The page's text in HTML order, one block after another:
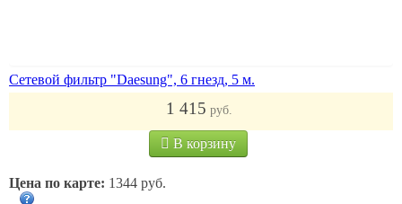
Сетевой фильтр "Daesung", 6 гнезд, 5 м.
1 415 руб.
В корзину
Цена по карте: 1344 руб.